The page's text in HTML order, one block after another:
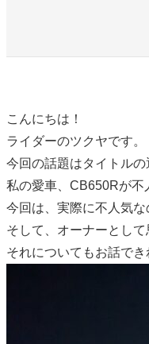
こんにちは！
ライダーのツクヤです。
今回の話題はタイトルの
私の愛車、CB650Rが不
今回は、実際に不人気
そして、オーナーとして
それについてもお話でき